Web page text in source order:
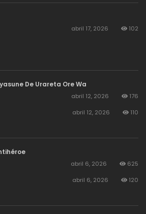
abril 17, 2026 102
De Urareta Ore Wa
abril 12, 2026 176
abril 12, 2026 110
abril 6, 2026 625
abril 6, 2026 120